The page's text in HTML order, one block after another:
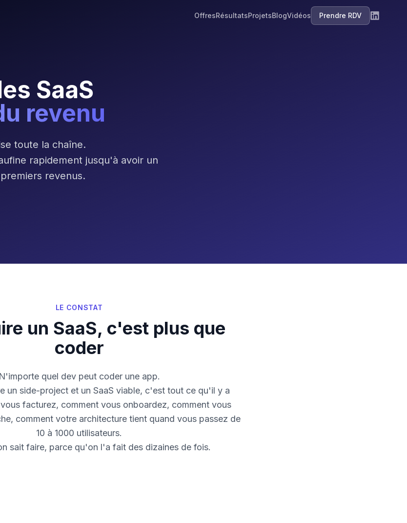
OffresRésultatsProjetsBlogVidéos Prendre RDV
SaaS
revenu
toute la chaîne.
rapidement jusqu'à avoir un
revenus.
LE CONSTAT
un SaaS, c'est plus que
coder
N'importe quel dev peut coder une app.
un side-project et un SaaS viable, c'est tout ce qu'il y a
facturez, comment vous onboardez, comment vous
comment votre architecture tient quand vous passez de
10 à 1000 utilisateurs.
sait faire, parce qu'on l'a fait des dizaines de fois.